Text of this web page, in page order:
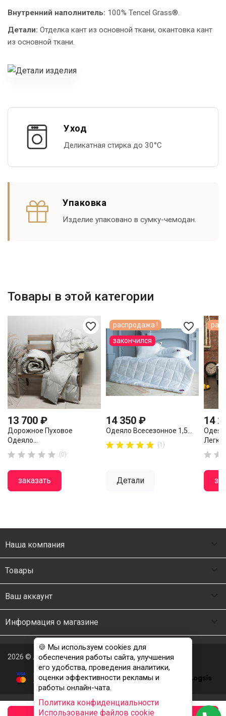
Внутренний наполнитель: 100% Tencel Grass®.
Детали: Отделка кант из основной ткани, окантовка кант
из основной ткани.
Уход
Деликатная стирка до 30°С
Упаковка
Изделие упаковано в сумку-чемодан.
Товары в этой категории
favorite_border
13 700 ₽
Дорожное Пуховое
Одеяло...
     (0)
заказать
favorite_border
14 350 ₽
Одеяло Всесезонное 1,5...

 (1)
Детали
распродажа !
закончился
14
 
Наша компания
Товары
Ваш аккаунт
Информация о магазине
2026 © Люкс Постель
🍪 Мы используем cookies для
обеспечения работы сайта, улучшения
его удобства, проведения аналитики,
оценки эффективности рекламы и
работы онлайн-чата.
Политика конфиденциальности
Использование файлов cookie